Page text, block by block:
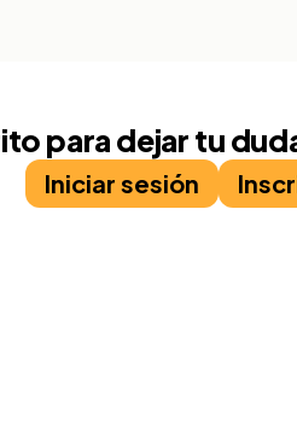
para dejar tu
Iniciar sesión